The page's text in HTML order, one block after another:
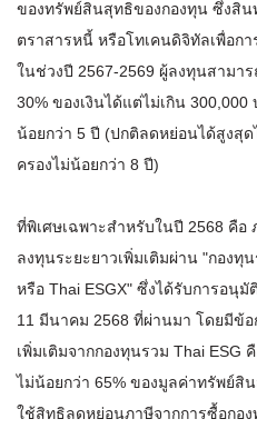
ของทรัพย์สินสุทธิของกองทุน ซึ่งสิ
ตราสารหนี้ หรือโทเคนดิจิทัลเพื่อก
ในช่วงปี 2567-2569 ผู้ลงทุนสามา
30% ของเงินได้แต่ไม่เกิน
น้อยกว่า 5 ปี (ปกติลดหย่อนได้สูงสุด
ครองไม่น้อยกว่า 8 ปี)
ที่พิเศษเฉพาะสำหรับในปี 2568 คือ
ลงทุนระยะยาวเพิ่มเติมผ่าน "กองทุ
หรือ Thai ESGX" ซึ่งได้รับการอนุ
11 มีนาคม 2568 ที่ผ่านมา โดยมีข้
เพิ่มเติมจากกองทุนรวม Thai ESG
ไม่น้อยกว่า 65% ของมูลค่าทรัพย์สิ
ใช้สิทธิลดหย่อนภาษีจากการซื้อกอง